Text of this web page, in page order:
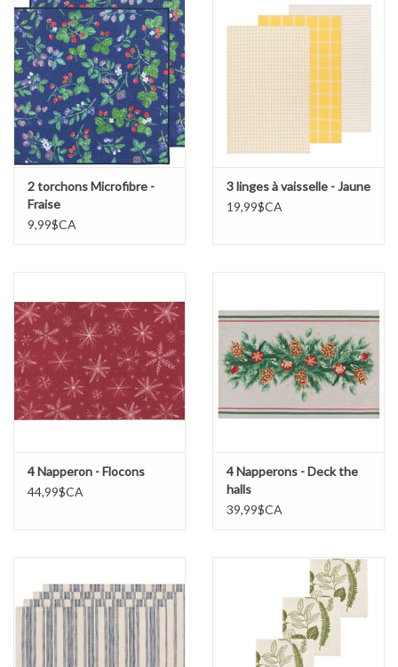
2 torchons Microfibre -
Fraise
9,99$CA
3 linges à vaisselle - Jaune
19,99$CA
4 Napperon - Flocons
44,99$CA
4 Napperons - Deck the
halls
39,99$CA